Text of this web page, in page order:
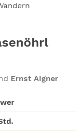
Ernst Aigner